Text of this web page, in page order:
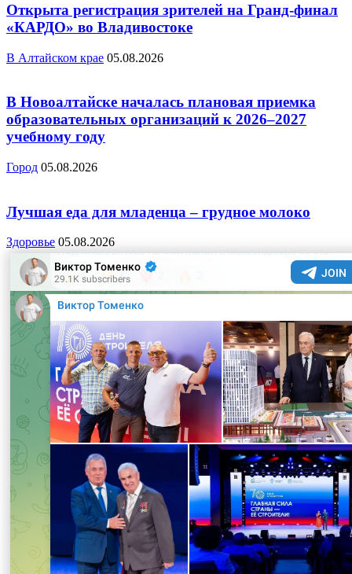
Открыта регистрация зрителей на Гранд-финал
«КАРДО» во Владивостоке
В Алтайском крае 05.08.2026
В Новоалтайске началась плановая приемка
образовательных организаций к 2026–2027
учебному году
Город 05.08.2026
Лучшая еда для младенца – грудное молоко
Здоровье 05.08.2026